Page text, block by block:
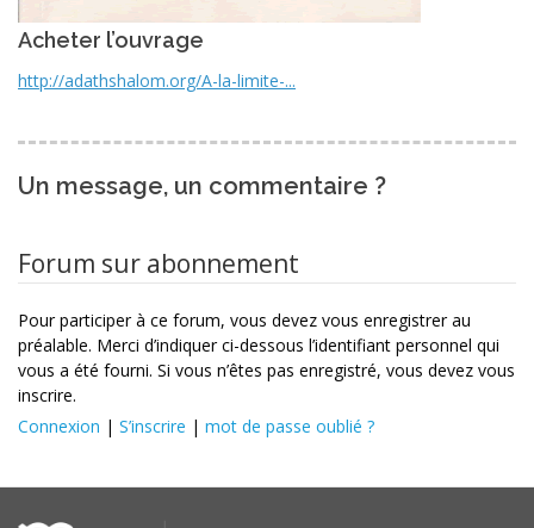
Acheter l’ouvrage
http://adathshalom.org/A-la-limite-...
Un message, un commentaire ?
Forum sur abonnement
Pour participer à ce forum, vous devez vous enregistrer au
préalable. Merci d’indiquer ci-dessous l’identifiant personnel qui
vous a été fourni. Si vous n’êtes pas enregistré, vous devez vous
inscrire.
Connexion | S’inscrire | mot de passe oublié ?